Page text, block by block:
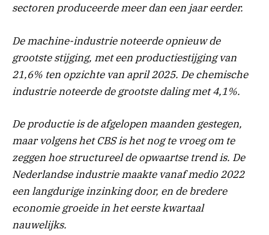
sectoren produceerde meer dan een jaar eerder.
De machine-industrie noteerde opnieuw de
grootste stijging, met een productiestijging van
21,6% ten opzichte van april 2025. De chemische
industrie noteerde de grootste daling met 4,1%.
De productie is de afgelopen maanden gestegen,
maar volgens het CBS is het nog te vroeg om te
zeggen hoe structureel de opwaartse trend is. De
Nederlandse industrie maakte vanaf medio 2022
een langdurige inzinking door, en de bredere
economie groeide in het eerste kwartaal
nauwelijks.